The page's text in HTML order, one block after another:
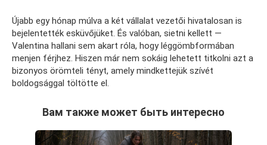
Újabb egy hónap múlva a két vállalat vezetői hivatalosan is
bejelentették esküvőjüket. És valóban, sietni kellett —
Valentina hallani sem akart róla, hogy léggömbformában
menjen férjhez. Hiszen már nem sokáig lehetett titkolni azt a
bizonyos örömteli tényt, amely mindkettejük szívét
boldogsággal töltötte el.
Вам также может быть интересно